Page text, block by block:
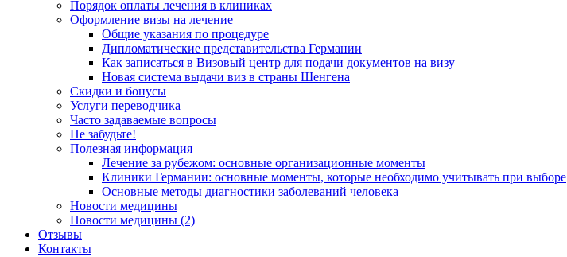
Порядок оплаты лечения в клиниках
Оформление визы на лечение
Общие указания по процедуре
Дипломатические представительства Германии
Как записаться в Визовый центр для подачи документов на визу
Новая система выдачи виз в страны Шенгена
Скидки и бонусы
Услуги переводчика
Часто задаваемые вопросы
Не забудьте!
Полезная информация
Лечение за рубежом: основные организационные моменты
Клиники Германии: основные моменты, которые необходимо учитывать при выборе
Основные методы диагностики заболеваний человека
Новости медицины
Новости медицины (2)
Отзывы
Контакты